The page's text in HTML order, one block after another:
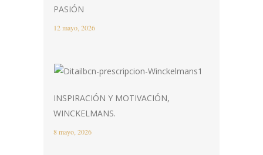
PASIÓN
12 mayo, 2026
INSPIRACIÓN Y MOTIVACIÓN,
WINCKELMANS.
8 mayo, 2026